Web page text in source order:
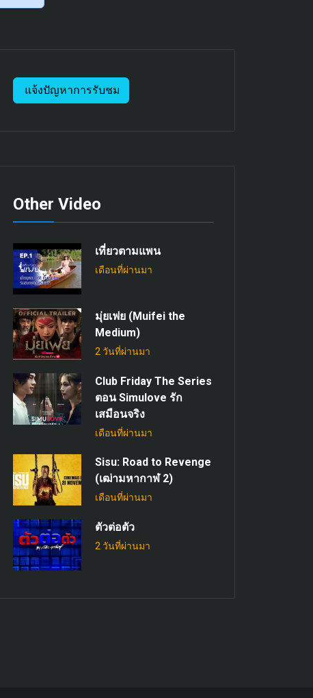
แจ้งปัญหาการรับชม
Other Video
เที่ยวตามแพน
เดือนที่ผ่านมา
มุ่ยเฟย (Muifei the
Medium)
2 วันที่ผ่านมา
Club Friday The Series
ตอน Simulove รัก
เสมือนจริง
เดือนที่ผ่านมา
Sisu: Road to Revenge
(เฒ่ามหากาฬ 2)
เดือนที่ผ่านมา
ตัวต่อตัว
2 วันที่ผ่านมา